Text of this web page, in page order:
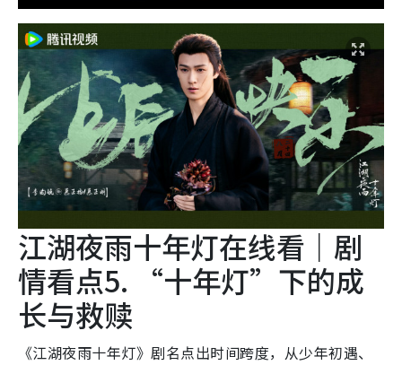
江湖夜雨十年灯在线看｜剧
情看点5. “十年灯”下的成
长与救赎
《江湖夜雨十年灯》剧名点出时间跨度，从少年初遇、